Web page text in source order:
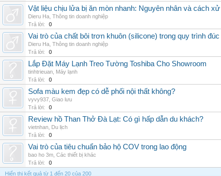
Vật liệu chịu lửa bị ăn mòn nhanh: Nguyên nhân và cách
Dieru Ha Thông tin doanh nghiệp
Trả lời:
0
Vai trò của chất bôi trơn khuôn (silicone) trong quy trình
Dieru Ha Thông tin doanh nghiệp
Trả lời:
0
Lắp Đặt Máy Lạnh Treo Tường Toshiba Cho Showroom
tinhtrieuan Máy lạnh
Trả lời:
0
Sofa màu kem đẹp có dễ phối nội thất không?
vyvy937 Giao lưu
Trả lời:
0
Review hồ Than Thở Đà Lạt: Có gì hấp dẫn du khách?
vietnhan Du lịch
Trả lời:
0
Vai trò của tiêu chuẩn bảo hộ COV trong lao động
bao ho 3m Các thiết bị khác
Trả lời:
0
Hiển thị kết quả từ 1 đến 20 của 200